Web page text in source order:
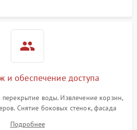
и обеспечение доступа
воды. Извлечение корзин,
Снятие боковых стенок, фасада
Подробнее